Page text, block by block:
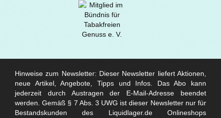
Hinweise zum Newsletter: Dieser Newsletter liefert Aktionen,
neue Artikel, Angebote, Tipps und Infos. Das Abo kann
jederzeit durch Austragen der E-Mail-Adresse beendet
werden. Gemäß § 7 Abs. 3 UWG ist dieser Newsletter nur für
Bestandskunden des Liquidlager.de Onlineshops